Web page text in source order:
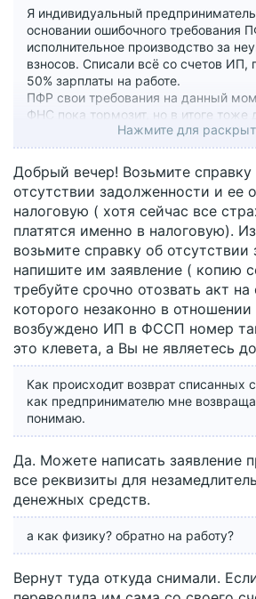
Я индивидуальный
основании ошибочного требования
исполнительное производство за
взносов. Списали всё со счетов ИП,
50% зарплаты на работе.
ПФР свои требования на данный
ФНС пока тормозит, но в итоге тоже
меня требование об уплате и
исполнительное производство.
Нажмите для
Добрый вечер! Возьмите
отсутствии задолженности и ее
налоговую ( хотя сейчас все
платятся именно в налоговую).
возьмите справку об
напишите им заявление ( копию
требуйте срочно отозвать акт на
которого незаконно в
возбуждено ИП в ФССП номер
это клевета, а Вы не являетесь
Как происходит возврат списанных
как предпринимателю мне
понимаю.
Да. Можете написать заявление
все реквизиты для
денежных средств.
а как физику? обратно на работу?
Вернут туда откуда снимали.